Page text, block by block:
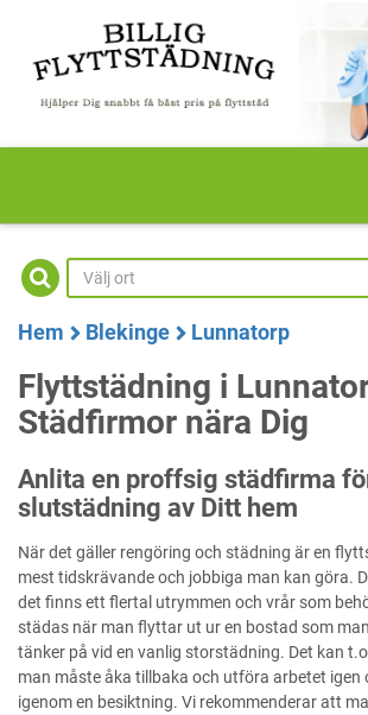
Hem Blekinge Lunnatorp
Flyttstädning i
Städfirmor nära Dig
Anlita en proffsig städfirma
slutstädning av Ditt hem
När det gäller rengöring och städning är en
mest tidskrävande och jobbiga man kan göra.
det finns ett flertal utrymmen och vrår som
städas när man flyttar ut ur en bostad som
tänker på vid en vanlig storstädning. Det kan
man måste åka tillbaka och utföra arbetet igen
igenom en besiktning. Vi rekommenderar att